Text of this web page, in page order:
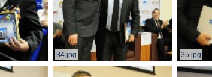
34.jpg 35.jpg